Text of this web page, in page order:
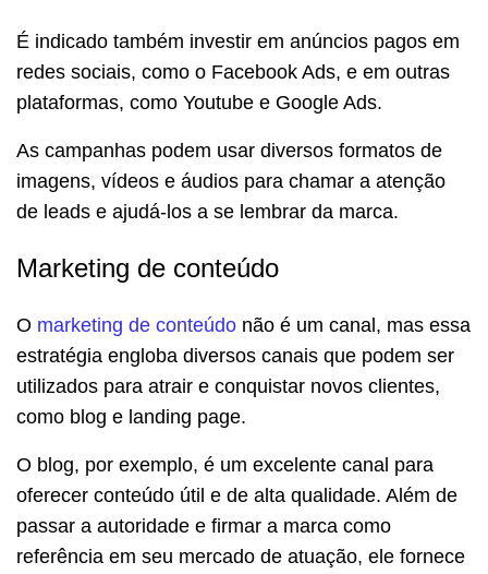
É indicado também investir em anúncios pagos em
redes sociais, como o Facebook Ads, e em outras
plataformas, como Youtube e Google Ads.
As campanhas podem usar diversos formatos de
imagens, vídeos e áudios para chamar a atenção
de leads e ajudá-los a se lembrar da marca.
Marketing de conteúdo
O marketing de conteúdo não é um canal, mas essa
estratégia engloba diversos canais que podem ser
utilizados para atrair e conquistar novos clientes,
como blog e landing page.
O blog, por exemplo, é um excelente canal para
oferecer conteúdo útil e de alta qualidade. Além de
passar a autoridade e firmar a marca como
referência em seu mercado de atuação, ele fornece